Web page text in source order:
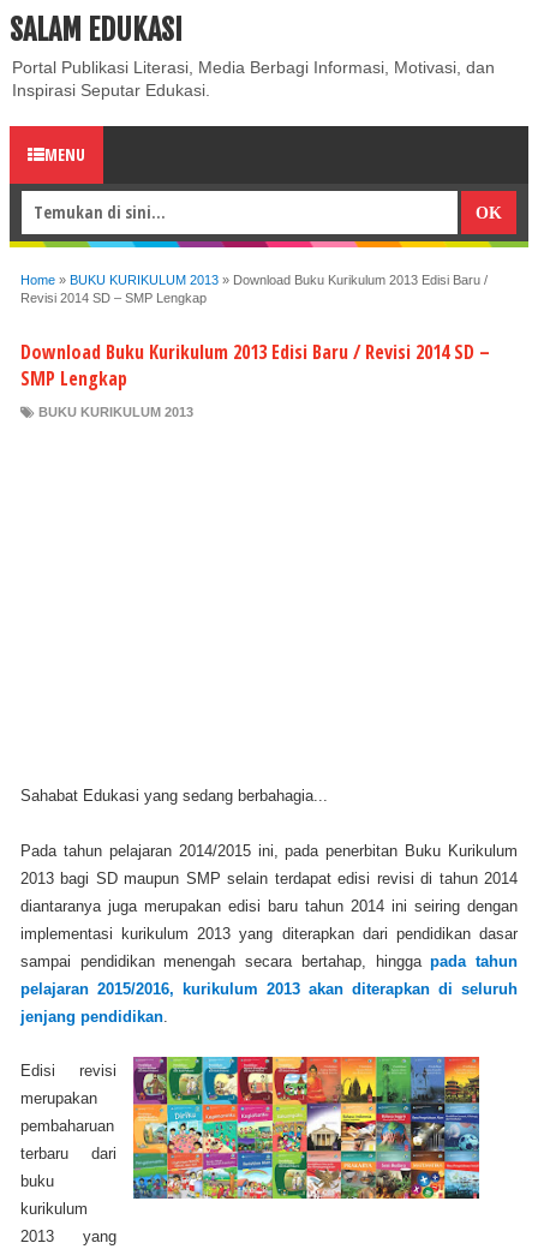
ABOUT CONTACT US
SALAM EDUKASI
Portal Publikasi Literasi, Media Berbagi Informasi, Motivasi, dan
Inspirasi Seputar Edukasi.
MENU
Home » BUKU KURIKULUM 2013 » Download Buku Kurikulum 2013 Edisi Baru /
Revisi 2014 SD – SMP Lengkap
Download Buku Kurikulum 2013 Edisi Baru / Revisi 2014 SD –
SMP Lengkap
BUKU KURIKULUM 2013
Sahabat Edukasi yang sedang berbahagia...
Pada tahun pelajaran 2014/2015 ini, pada penerbitan Buku Kurikulum
2013 bagi SD maupun SMP selain terdapat edisi revisi di tahun 2014
diantaranya juga merupakan edisi baru tahun 2014 ini seiring dengan
implementasi kurikulum 2013 yang diterapkan dari pendidikan dasar
sampai pendidikan menengah secara bertahap, hinggapada tahun
pelajaran 2015/2016, kurikulum 2013 akan diterapkan di seluruh
jenjang pendidikan
Edisi revisi
merupakan
pembaharuan
terbaru dari
buku
kurikulum
2013 yang